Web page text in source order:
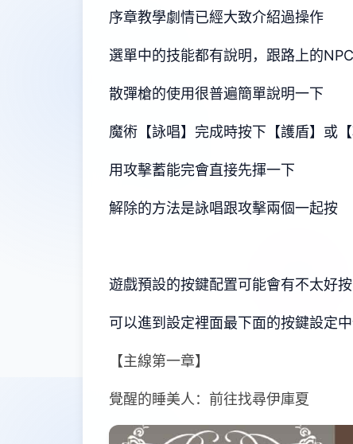
序章教學劇情已經大致介紹過操作
選單中的技能都有說明，跟路上的
散彈槍的使用很普遍簡單說明一下
魔術【詠唱】完成時按下【護盾】或
用攻擊蓄能完會直接先揮一下
解除的方法是詠唱跟攻擊兩個一起按
遊戲預設的按鍵配置可能會有不太好
可以進到設定裡面最下面的按鍵設定
【主線第一章】
覺醒的睡美人：前往找尋伊庫夏